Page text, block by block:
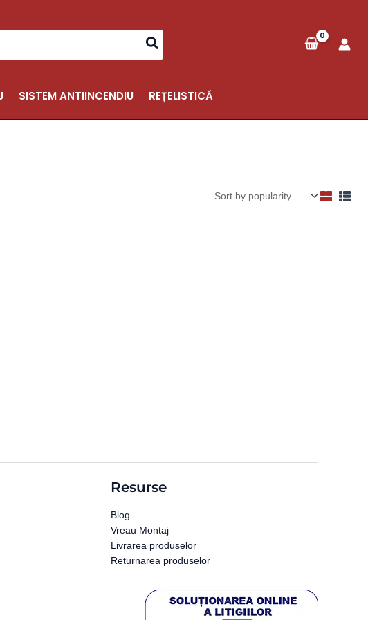
SISTEM ANTIINCENDIU
REȚELISTICĂ
Resurse
Blog
Vreau Montaj
Livrarea produselor
Returnarea produselor